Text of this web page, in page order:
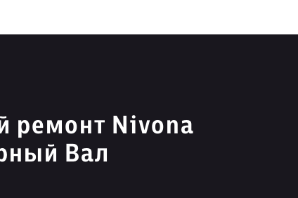
ремонт Nivona
Вал